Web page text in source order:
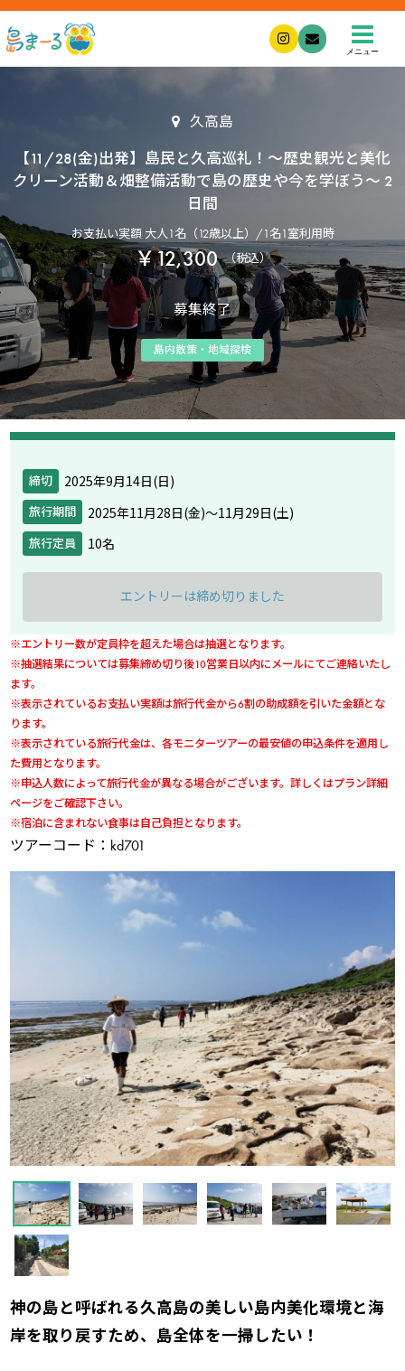
メニュー
久高島
【11/28(金)出発】島民と久高巡礼！〜歴史観光と美化
クリーン活動＆畑整備活動で島の歴史や今を学ぼう〜 2
日間
お支払い実額 大人1名（12歳以上）/1名1室利用時
￥12,300 （税込）
募集終了
島内散策・地域探検
締切 2025年9月14日(日)
旅行期間 2025年11月28日(金)〜11月29日(土)
旅行定員 10名
エントリーは締め切りました
※エントリー数が定員枠を超えた場合は抽選となります。
※抽選結果については募集締め切り後10営業日以内にメールにてご連絡いたし
ます。
※表示されているお支払い実額は旅行代金から6割の助成額を引いた金額とな
ります。
※表示されている旅行代金は、各モニターツアーの最安値の申込条件を適用し
た費用となります。
※申込人数によって旅行代金が異なる場合がございます。詳しくはプラン詳細
ページをご確認下さい。
※宿泊に含まれない食事は自己負担となります。
ツアーコード：kd701
神の島と呼ばれる久高島の美しい島内美化環境と海
岸を取り戻すため、島全体を一掃したい！